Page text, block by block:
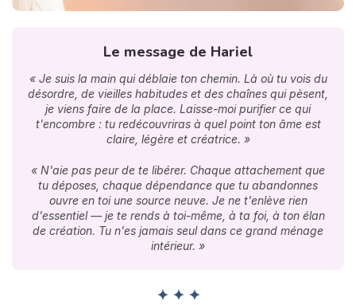
Le message de Hariel
« Je suis la main qui déblaie ton chemin. Là où tu vois du
désordre, de vieilles habitudes et des chaînes qui pèsent,
je viens faire de la place. Laisse-moi purifier ce qui
t'encombre : tu redécouvriras à quel point ton âme est
claire, légère et créatrice. »
« N'aie pas peur de te libérer. Chaque attachement que
tu déposes, chaque dépendance que tu abandonnes
ouvre en toi une source neuve. Je ne t'enlève rien
d'essentiel — je te rends à toi-même, à ta foi, à ton élan
de création. Tu n'es jamais seul dans ce grand ménage
intérieur. »
✦ ✦ ✦